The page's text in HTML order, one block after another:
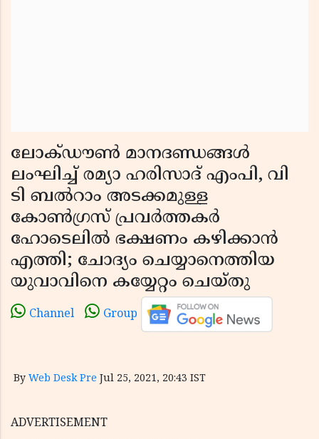
ലോക്ഡൗണ്‍ മാനദണ്ഡങ്ങള്‍
ലംഘിച്ച് രമ്യാ ഹരിസാദ് എംപി, വി
ടി ബല്‍റാം അടക്കമുള്ള
കോണ്‍ഗ്രസ് പ്രവര്‍ത്തകര്‍
ഹോടെലില്‍ ഭക്ഷണം കഴിക്കാന്‍
എത്തി; ചോദ്യം ചെയ്യാനെത്തിയ
യുവാവിനെ കയ്യേറ്റം ചെയ്തു
Channel Group
By Web Desk Pre Jul 25, 2021, 20:43 IST
ADVERTISEMENT